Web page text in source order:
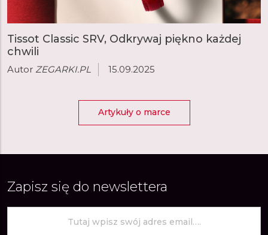
Tissot Classic SRV, Odkrywaj piękno każdej
chwili
Autor ZEGARKI.PL 15.09.2025
Artykuły o marce
Zapisz się do newslettera